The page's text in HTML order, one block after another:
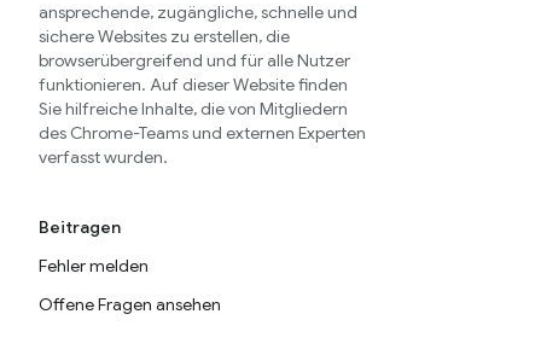
ansprechende, zugängliche, schnelle und
sichere Websites zu erstellen, die
browserübergreifend und für alle Nutzer
funktionieren. Auf dieser Website finden
Sie hilfreiche Inhalte, die von Mitgliedern
des Chrome-Teams und externen Experten
verfasst wurden.
Beitragen
Fehler melden
Offene Fragen ansehen